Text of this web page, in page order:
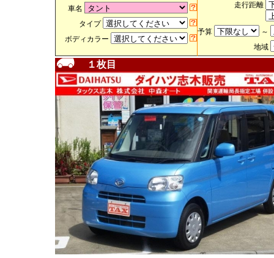
車名
タイプ
ボディカラー
走行距離
予算
～
地域
１枚目